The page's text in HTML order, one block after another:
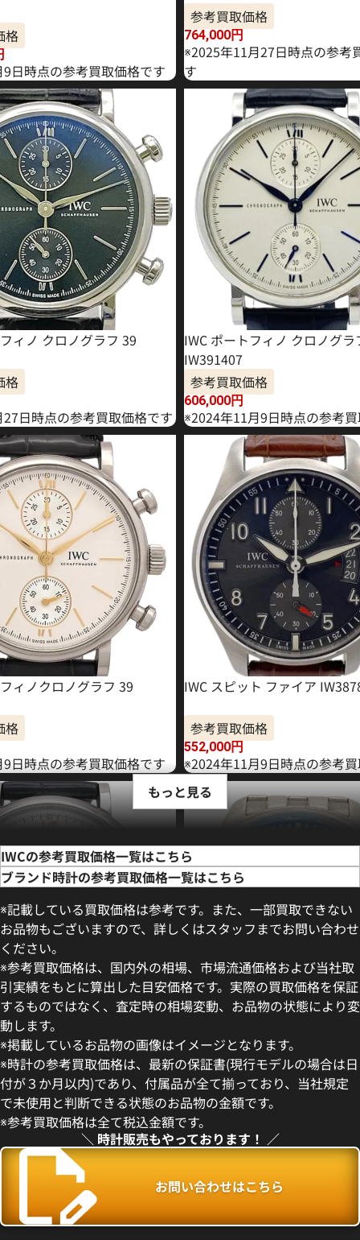
格
日時点の参考買取価格です
参考買取価格
764,000円
※2025年11月27日時点の参考
す
ィノ クロノグラフ 39
格
日時点の参考買取価格です
IWC ポートフィノ クロノグラ
IW391407
参考買取価格
606,000円
※2024年11月9日時点の参考
ィノクロノグラフ 39
格
日時点の参考買取価格です
IWC スピット ファイア
参考買取価格
552,000円
※2024年11月9日時点の参考
ィノ IW391031
格
日時点の参考買取価格です
参考買取価格
499,000円
※2026年5月9日時点の参考買
もっと見る
IWCの参考買取価格一覧はこちら
ブランド時計の参考買取価格一覧はこちら
※記載している買取価格は参考です。また、一部買取できない
お品物もございますので、詳しくはスタッフまでお問い合わせ
ください。
※参考買取価格は、国内外の相場、市場流通価格および当社取
引実績をもとに算出した目安価格です。実際の買取価格を保証
するものではなく、査定時の相場変動、お品物の状態により変
動します。
※掲載しているお品物の画像はイメージとなります。
※時計の参考買取価格は、最新の保証書(現行モデルの場合は日
付が３か月以内)であり、付属品が全て揃っており、当社規定
で未使用と判断できる状態のお品物の金額です。
※参考買取価格は全て税込金額です。
＼ 時計販売もやっております！ ／
お問い合わせはこちら